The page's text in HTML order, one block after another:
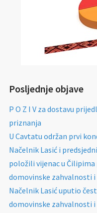
Posljednje objave
P O Z I V za dostavu
priznanja
U Cavtatu održan prvi
Načelnik Lasić i
položili vijenac u
domovinske zahvalnosti
Načelnik Lasić uputio
domovinske zahvalnosti